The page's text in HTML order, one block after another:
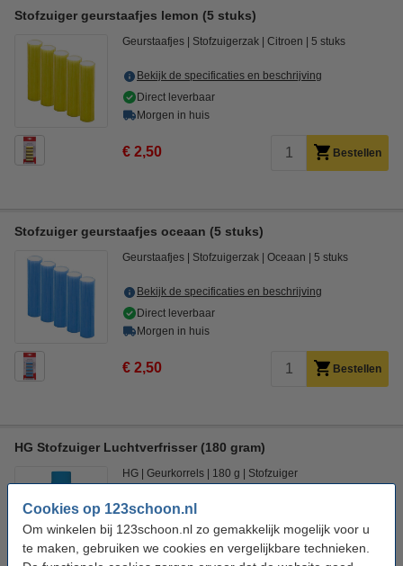
Cookies op 123schoon.nl
Om winkelen bij 123schoon.nl zo gemakkelijk mogelijk voor u
te maken, gebruiken we cookies en vergelijkbare technieken.
Stofzuiger geurstaafjes lemon (5 stuks)
Geurstaafjes Stofzuigerzak Citroen 5 stuks
Bekijk de specificaties en beschrijving
Direct leverbaar
Morgen in huis
€ 2,50 Bestellen
Stofzuiger geurstaafjes oceaan (5 stuks)
Geurstaafjes Stofzuigerzak Oceaan 5 stuks
Bekijk de specificaties en beschrijving
Direct leverbaar
Morgen in huis
€ 2,50 Bestellen
HG Stofzuiger Luchtverfrisser (180 gram)
HG Geurkorrels 180 g Stofzuiger
Bekijk de specificaties en beschrijving
Direct leverbaar
Morgen in huis